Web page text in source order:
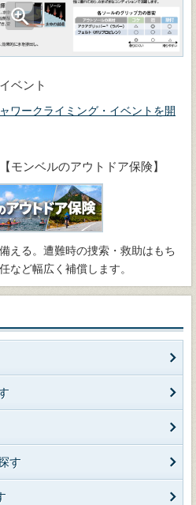
ベント
ワークライミング・イベントを開
モンベルのアウトドア保険】
える。遭難時の捜索・救助はもち
など幅広く補償します。
す